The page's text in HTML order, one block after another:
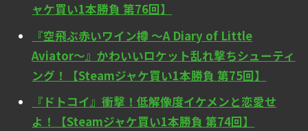
ャケ買い1本勝負 第76回】
『空飛ぶ赤いワイン樽 ～A Diary of Little
Aviator～』かわいいロケット乱れ撃ちシューティ
ング！【Steamジャケ買い1本勝負 第75回】
『ドトコイ』衝撃！低解像度イケメンと恋愛せ
よ！【Steamジャケ買い1本勝負 第74回】